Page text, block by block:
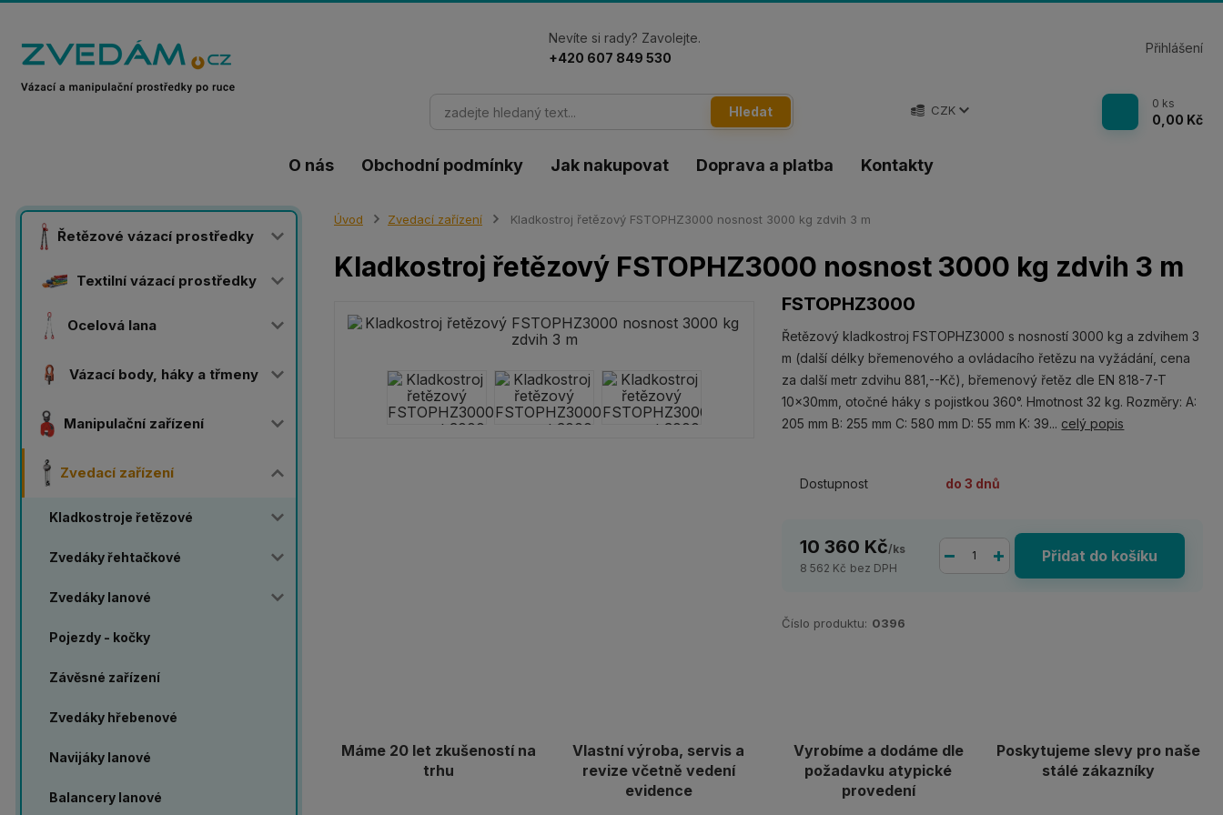
O nás Obchodní podmínky Jak nakupovat Doprava a platba Kontakty
CZK
Přihlášení
Hledat
Nevíte si rady? Zavolejte.
+420 607 849 530
0 ks
0,00 Kč
Řetězové vázací prostředky
Textilní vázací prostředky
Ocelová lana
Vázací body, háky a třmeny
Manipulační zařízení
Zvedací zařízení
Kladkostroje řetězové
Zvedáky řehtačkové
Zvedáky lanové
Pojezdy - kočky
Závěsné zařízení
Zvedáky hřebenové
Navijáky lanové
Balancery lanové
Úvod Zvedací zařízení Kladkostroj řetězový FSTOPHZ3000 nosnost 3000 kg zdvih 3 m
Kladkostroj řetězový FSTOPHZ3000 nosnost 3000 kg zdvih 3 m
FSTOPHZ3000
Řetězový kladkostroj FSTOPHZ3000 s nosností 3000 kg a zdvihem 3
m (další délky břemenového a ovládacího řetězu na vyžádání, cena
za další metr zdvihu 881,--Kč), břemenový řetěz dle EN 818-7-T
10x30mm, otočné háky s pojistkou 360°. Hmotnost 32 kg. Rozměry: A:
205 mm B: 255 mm C: 580 mm D: 55 mm K: 39... celý popis
Dostupnost do 3 dnů
10 360 Kč/ks
8 562 Kč bez DPH
Přidat do košíku
Číslo produktu: 0396
Máme 20 let zkušeností na
trhu
Vlastní výroba, servis a
revize včetně vedení
evidence
Vyrobíme a dodáme dle
požadavku atypické
provedení
Poskytujeme slevy pro naše
stálé zákazníky